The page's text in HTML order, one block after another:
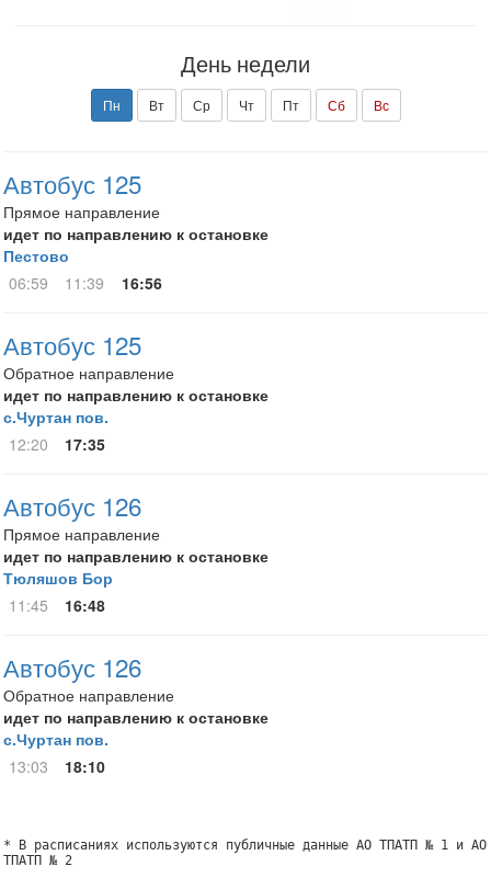
День недели
Пн Вт Ср Чт Пт Сб Вс
Автобус 125
Прямое направление
идет по направлению к остановке
Пестово
06:59
11:39 16:56
Автобус 125
Обратное направление
идет по направлению к остановке
с.Чуртан пов.
12:20
17:35
Автобус 126
Прямое направление
идет по направлению к остановке
Тюляшов Бор
11:45
16:48
Автобус 126
Обратное направление
идет по направлению к остановке
с.Чуртан пов.
13:03
18:10
* В расписаниях используются публичные данные АО ТПАТП № 1 и АО
ТПАТП № 2